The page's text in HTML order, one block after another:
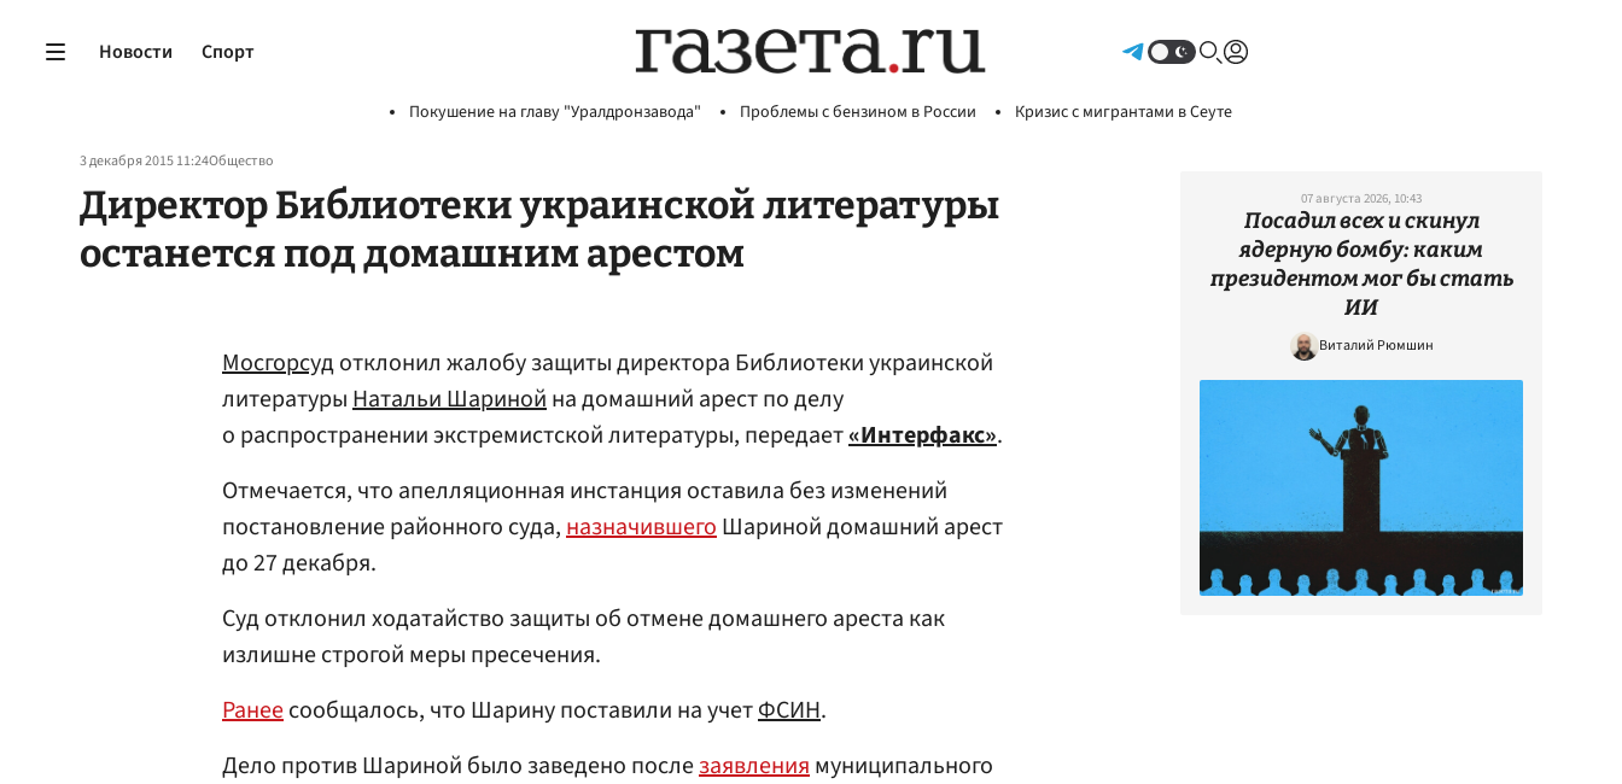
Новости Спорт
Покушение на главу "Уралдронзавода" Проблемы с бензином в России Кризис с мигрантами в Сеуте
3 декабря 2015 11:24Общество
Директор Библиотеки украинской литературы
останется под домашним арестом
Мосгорсудотклонил жалобу защиты директора Библиотеки украинской
литературыНатальи Шаринойна домашний арест по делу
о распространении экстремистской литературы, передает«Интерфакс».
Отмечается, что апелляционная инстанция оставила без изменений
постановление районного суда,назначившегоШариной домашний арест
до 27 декабря.
Суд отклонил ходатайство защиты об отмене домашнего ареста как
излишне строгой меры пресечения.
Ранеесообщалось, что Шарину поставили на учетФСИН.
Дело против Шариной было заведено послезаявлениямуниципального
07 августа 2026, 10:43
Посадил всех и скинул
ядерную бомбу: каким
президентом мог бы стать
ИИ
Виталий Рюмшин